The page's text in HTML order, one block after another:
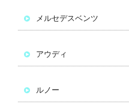
メルセデスベンツ
アウディ
ルノー